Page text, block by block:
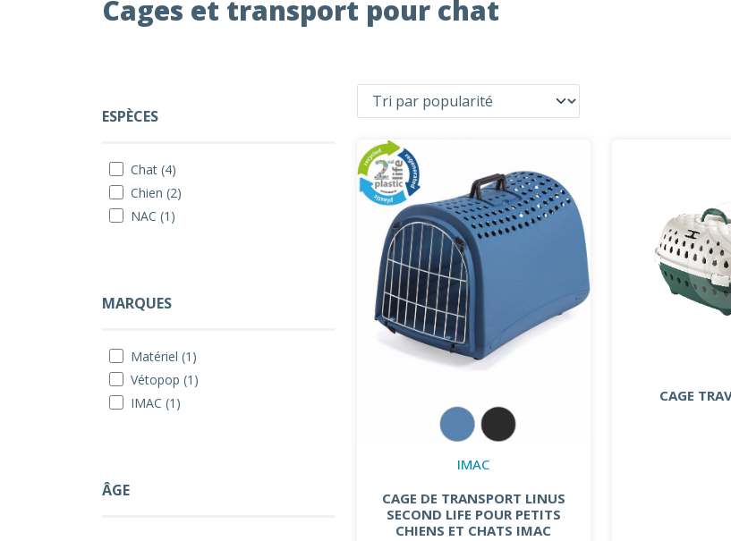
Cages et transport pour chat
ESPÈCES
Chat (4)
Chien (2)
NAC (1)
MARQUES
Matériel (1)
Vétopop (1)
IMAC (1)
ÂGE
IMAC
CAGE DE TRANSPORT LINUS
SECOND LIFE POUR PETITS
CHIENS ET CHATS IMAC
CAGE